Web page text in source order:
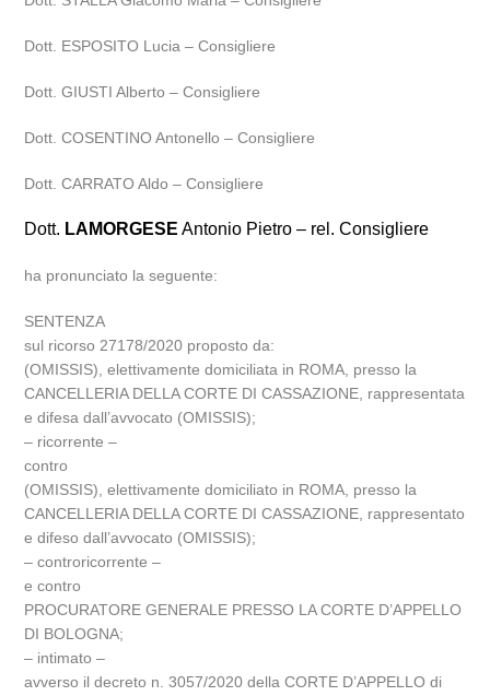
Dott. ESPOSITO Lucia – Consigliere
Dott. GIUSTI Alberto – Consigliere
Dott. COSENTINO Antonello – Consigliere
Dott. CARRATO Aldo – Consigliere
Dott. LAMORGESE Antonio Pietro – rel. Consigliere
ha pronunciato la seguente:
SENTENZA
sul ricorso 27178/2020 proposto da:
(OMISSIS), elettivamente domiciliata in ROMA, presso la
CANCELLERIA DELLA CORTE DI CASSAZIONE, rappresentata
e difesa dall’avvocato (OMISSIS);
– ricorrente –
contro
(OMISSIS), elettivamente domiciliato in ROMA, presso la
CANCELLERIA DELLA CORTE DI CASSAZIONE, rappresentato
e difeso dall’avvocato (OMISSIS);
– controricorrente –
e contro
PROCURATORE GENERALE PRESSO LA CORTE D’APPELLO
DI BOLOGNA;
– intimato –
avverso il decreto n. 3057/2020 della CORTE D’APPELLO di